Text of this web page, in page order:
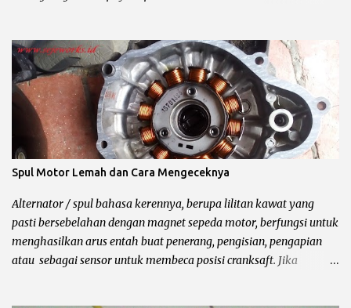
minta di lem biru ?. Biar lebih jelas baca sampai kelar ya bro,
kalau bingung komen aja di tempatnya yusuf dan subscribe ya..
Fungsi dan Pengertian Pulser Motor Pulser atau pick up coil alias
spul pulser dan masih banyak lagi sebutannya adalah komponen
yang berfungsi untuk menentukan waktu pengapian kepada CDI
(Capasitor Discharge Ignition) atau ECU (Engine Control Unit)
dengan cara mengirimkan sinyal ke SCR, kemudian
memerintahkan SCR untuk membuka kapasitor dan
melepaskannya. Bahasa bengkelnya begini bro, pulser
mengirimkan sinyal ke CDI untuk memercikan api di busi, setelah
tonjolan magnet melewatinya seb...
Spul Motor Lemah dan Cara Mengeceknya
Alternator / spul bahasa kerennya, berupa lilitan kawat yang
pasti bersebelahan dengan magnet sepeda motor, berfungsi untuk
menghasilkan arus entah buat penerang, pengisian, pengapian
atau sebagai sensor untuk membeca posisi cranksaft. Jika